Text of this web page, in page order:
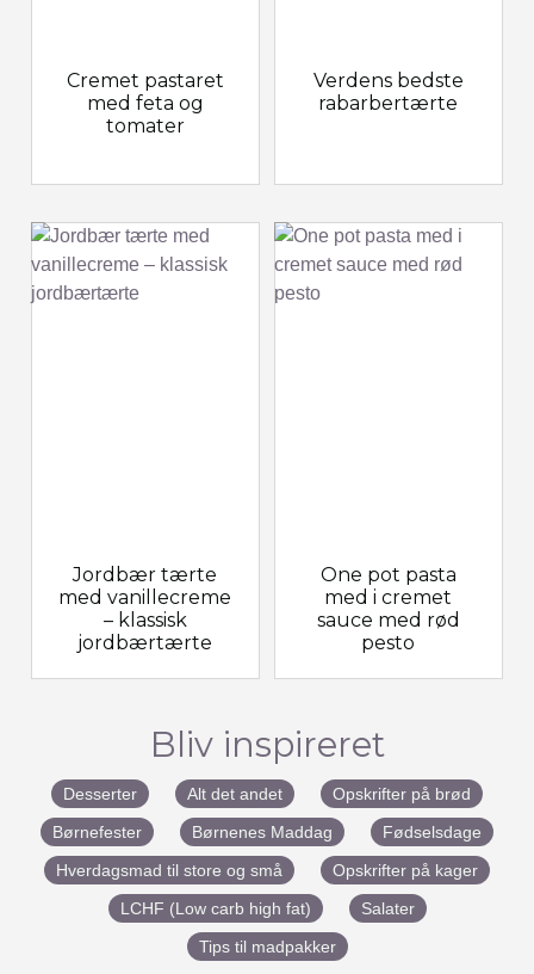
Cremet pastaret
med feta og
tomater
Jordbær tærte
med vanillecreme
– klassisk
jordbærtærte
Verdens bedste
rabarbertærte
One pot pasta
med i cremet
sauce med rød
pesto
Bliv inspireret
Desserter Alt det andet
Opskrifter på brød
Børnefester
Børnenes Maddag
Fødselsdage
Hverdagsmad til store og små
Opskrifter på kager
LCHF (Low carb high fat)
Salater
Tips til madpakker